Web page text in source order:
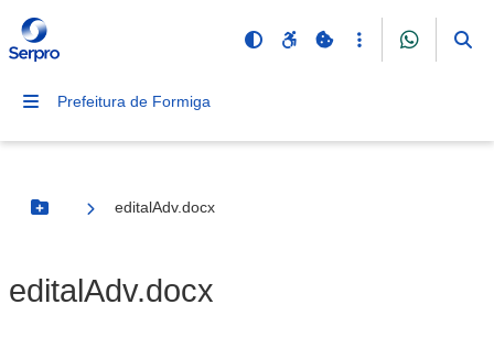
Prefeitura de Formiga
Botão Menu
editalAdv.docx
editalAdv.docx